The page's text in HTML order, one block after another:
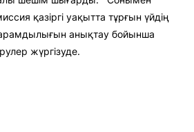
қазіргі уақытта тұрғын үйдің
анықтау бойынша
жүргізуде.